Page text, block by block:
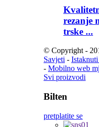
rezanje
trske ...
© Copyright -
Savjeti -
- Mobilno web
Svi proizvodi
Bilten
pretplatite se